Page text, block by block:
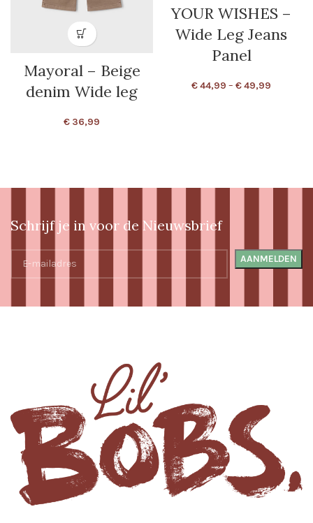
Mayoral – Beige
denim Wide leg
€ 36,99
YOUR WISHES –
Wide Leg Jeans
Panel
€44,99 – €49,99
Schrijf je in voor de Nieuwsbrief